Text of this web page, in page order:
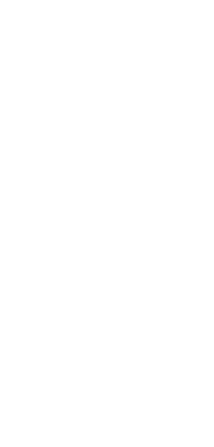
mit deiner Familie, denn
So wird es zu